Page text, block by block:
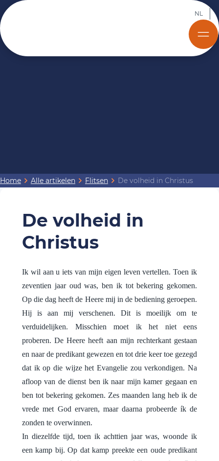
NL
Home Alle artikelen Flitsen De volheid in Christus
De volheid in
Christus
Ik wil aan u iets van mijn eigen leven vertellen. Toen ik
zeventien jaar oud was, ben ik tot bekering gekomen.
Op die dag heeft de Heere mij in de bediening geroepen.
Hij is aan mij verschenen. Dit is moeilijk om te
verduidelijken. Misschien moet ik het niet eens
proberen. De Heere heeft aan mijn rechterkant gestaan
en naar de predikant gewezen en tot drie keer toe gezegd
dat ik op die wijze het Evangelie zou verkondigen. Na
afloop van de dienst ben ik naar mijn kamer gegaan en
ben tot bekering gekomen. Zes maanden lang heb ik de
vrede met God ervaren, maar daarna probeerde ík de
zonden te overwinnen.
In diezelfde tijd, toen ik achttien jaar was, woonde ik
een kamp bij. Op dat kamp preekte een oude predikant